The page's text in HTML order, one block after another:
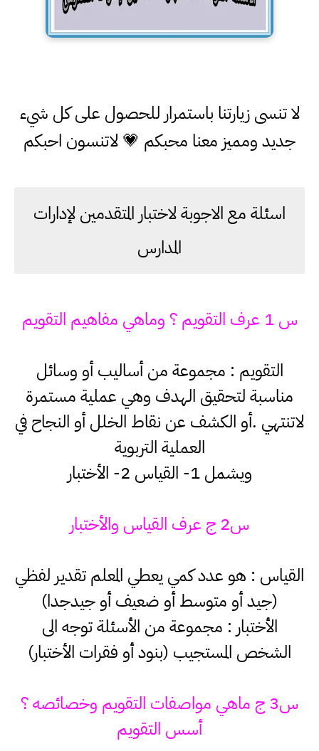
لا تنسى زيارتنا باستمرار للحصول على كل شيء
جديد ومميز معنا محبكم 💗 لاتنسون احبكم
اسئلة مع الاجوبة لاختبار المتقدمين لإدارات
المدارس
س 1 عرف التقويم ؟ وماهي مفاهيم التقويم
التقويم : مجموعة من أساليب أو وسائل
مناسبة لتحقيق الهدف وهي عملية مستمرة
لاتنتهي .أو الكشف عن نقاط الخلل أو النجاح في
العملية التربوية
ويشمل 1- القياس 2- الأختبار
س2 ج عرف القياس والأختبار
القياس : هو عدد كمي يعطي المعلم تقدير لفظي
(جيد أو متوسط أو ضعيف أو جيدجدا)
الأختبار : مجموعة من الأسئلة توجه الى
الشخص المستجيب (بنود أو فقرات الأختبار)
س3 ج ماهي مواصفات التقويم وخصائصه ؟
أسس التقويم